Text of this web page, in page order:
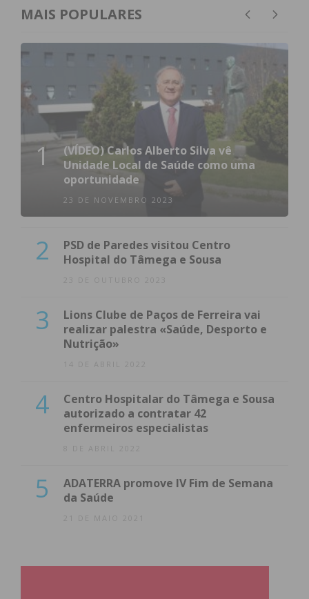
MAIS POPULARES
1
(VÍDEO) Carlos Alberto Silva vê
Unidade Local de Saúde como uma
oportunidade
23 DE NOVEMBRO 2023
2
PSD de Paredes visitou Centro
Hospital do Tâmega e Sousa
23 DE OUTUBRO 2023
3
Lions Clube de Paços de Ferreira vai
realizar palestra «Saúde, Desporto e
Nutrição»
14 DE ABRIL 2022
4
Centro Hospitalar do Tâmega e Sousa
autorizado a contratar 42
enfermeiros especialistas
8 DE ABRIL 2022
5
ADATERRA promove IV Fim de Semana
da Saúde
21 DE MAIO 2021